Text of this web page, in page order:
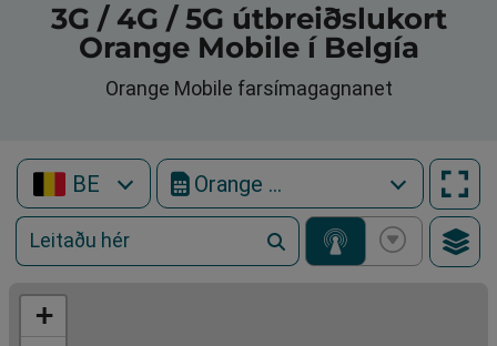
3G / 4G / 5G útbreiðslukort
Orange Mobile í Belgía
Orange Mobile farsímagagnanet
BE Orange Mobile
+